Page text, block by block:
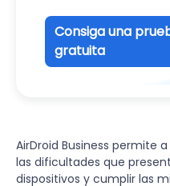
AirDroid Business permite
las dificultades que
dispositivos y cumplir las
Consiga una
gratuita